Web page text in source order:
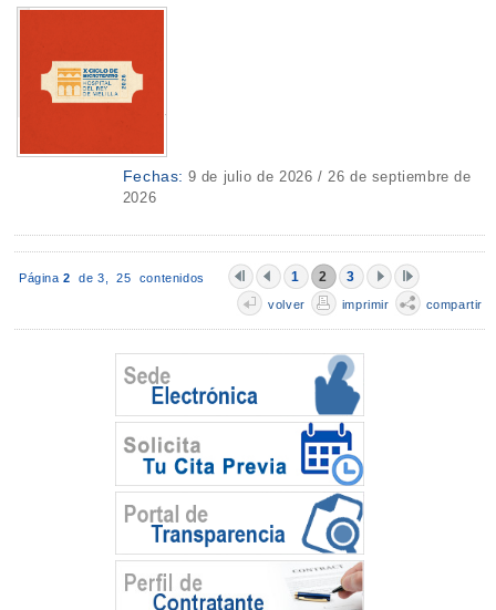
Fechas: 9 de julio de 2026 / 26 de septiembre de
2026
Página 2 de 3,25 contenidos 1 2 3
volver imprimir compartir